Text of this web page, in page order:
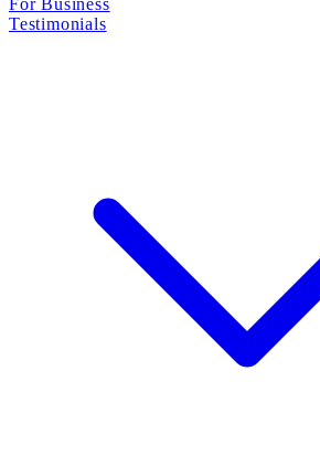
For Business
Testimonials